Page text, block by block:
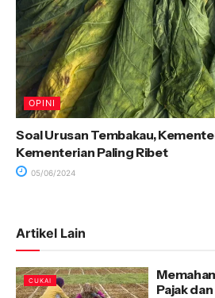
OPINI
Soal Urusan Tembakau,
Kementerian Paling Ribet
05/06/2024
Artikel Lain
CUKAI
Pajak